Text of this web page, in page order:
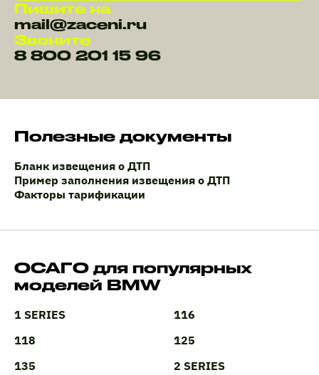
Пишите на
mail@zaceni.ru
Звоните
8 800 201 15 96
Полезные документы
Бланк извещения о ДТП
Пример заполнения извещения о ДТП
Факторы тарификации
ОСАГО для популярных
моделей BMW
1 SERIES
116
118
125
135
2 SERIES